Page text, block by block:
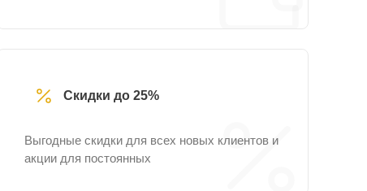
Скидки до 25%
Выгодные скидки для всех новых клиентов и
акции для постоянных